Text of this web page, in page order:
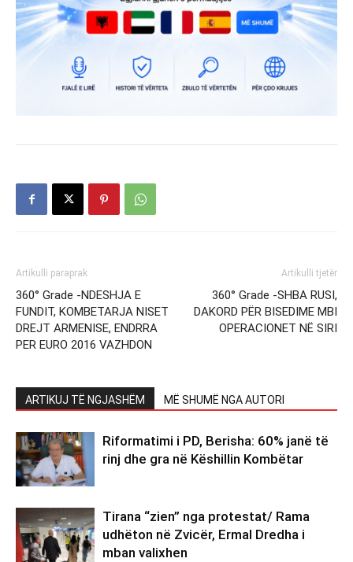
Artikulli paraprak
360° Grade -NDESHJA E
FUNDIT, KOMBETARJA NISET
DREJT ARMENISE, ENDRRA
PER EURO 2016 VAZHDON
Artikulli tjetër
360° Grade -SHBA RUSI,
DAKORD PËR BISEDIME MBI
OPERACIONET NË SIRI
ARTIKUJ TË NGJASHËM MË SHUMË NGA AUTORI
Riformatimi i PD, Berisha: 60% janë të
rinj dhe gra në Këshillin Kombëtar
Tirana “zien” nga protestat/ Rama
udhëton në Zvicër, Ermal Dredha i
mban valixhen